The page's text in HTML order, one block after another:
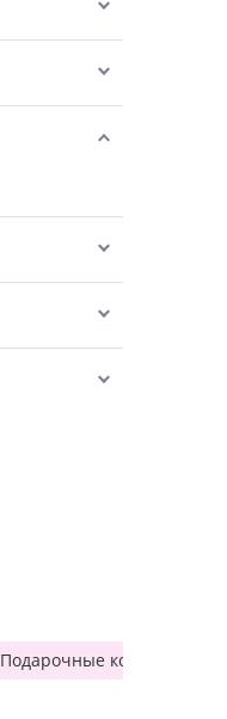
Подарочные корзины